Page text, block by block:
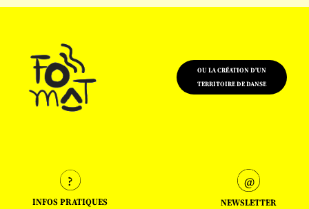
OU LA CRÉATION D'UN
TERRITOIRE DE DANSE
INFOS PRATIQUES NEWSLETTER